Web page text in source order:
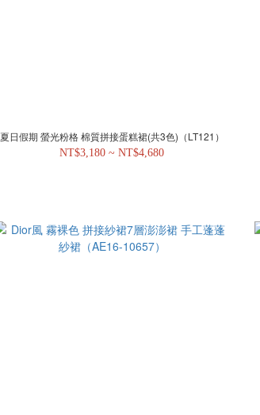
夏日假期 螢光粉格 棉質拼接蛋糕裙(共3色)（LT121）
NT$3,180 ~ NT$4,680